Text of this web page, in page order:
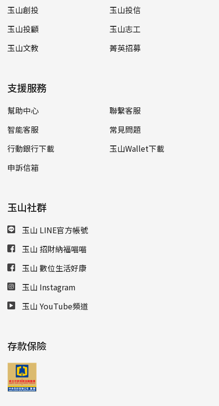
玉山創投
玉山投信
玉山投顧
玉山志工
玉山文教
菁英招募
支援服務
幫助中心
聯繫客服
智能客服
常見問題
行動銀行下載
玉山Wallet下載
申訴信箱
玉山社群
玉山 LINE官方帳號
玉山 招財納福喵喵
玉山 數位生活好康
玉山 Instagram
玉山 YouTube頻道
存款保險